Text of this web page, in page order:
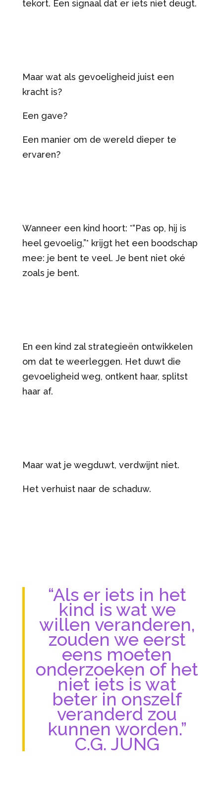
tekort. Een signaal dat er iets niet deugt.
Maar wat als gevoeligheid juist een
kracht is?
Een gave?
Een manier om de wereld dieper te
ervaren?
Wanneer een kind hoort: *“Pas op, hij is
heel gevoelig,”* krijgt het een boodschap
mee: je bent te veel. Je bent niet oké
zoals je bent.
En een kind zal strategieën ontwikkelen
om dat te weerleggen. Het duwt die
gevoeligheid weg, ontkent haar, splitst
haar af.
Maar wat je wegduwt, verdwijnt niet.
Het verhuist naar de schaduw.
“Als er iets in het
kind is wat we
willen veranderen,
zouden we eerst
eens moeten
onderzoeken of het
niet iets is wat
beter in onszelf
veranderd zou
kunnen worden.”
C.G. JUNG